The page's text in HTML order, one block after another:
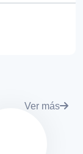
Ver más